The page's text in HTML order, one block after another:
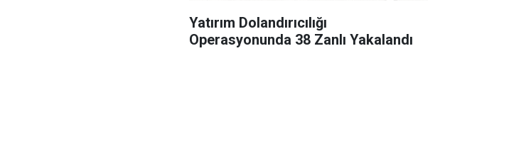
Yatırım Dolandırıcılığı
Operasyonunda 38 Zanlı Yakalandı